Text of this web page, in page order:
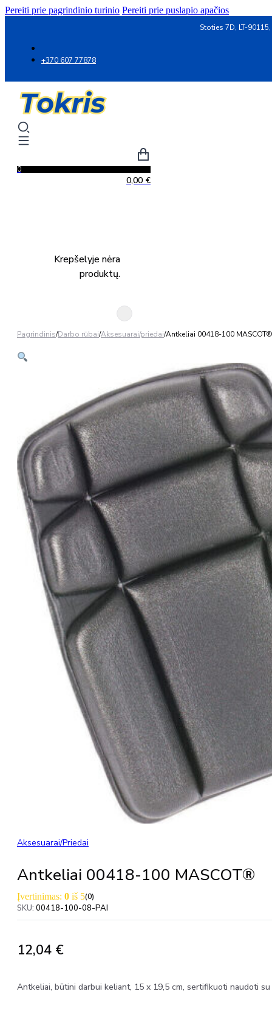
Pereiti prie pagrindinio turinio Pereiti prie puslapio apačios
Stoties 7D, LT-
+370 607 77878
0
0,00 €
Krepšelyje nėra
produktų.
Pagrindinis/Darbo rūbai/Aksesuarai/priedai/Antkeliai 00418-100 MASCOT®
Aksesuarai/priedai
Antkeliai 00418-100 MASCOT®
Įvertinimas: 0 iš 5(0)
SKU: 00418-100-08-PAI
12,04 €
Antkeliai, būtini darbui keliant, 15 x 19,5 cm, sertifikuoti naudoti